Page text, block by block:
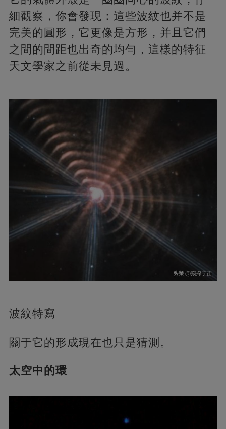
細觀察，你會發現：這些波紋也并不是
完美的圓形，它更像是方形，并且它們
之間的間距也出奇的均勻，這樣的特征
天文學家之前從未見過。
波紋特寫
關于它的形成現在也只是猜測。
太空中的環